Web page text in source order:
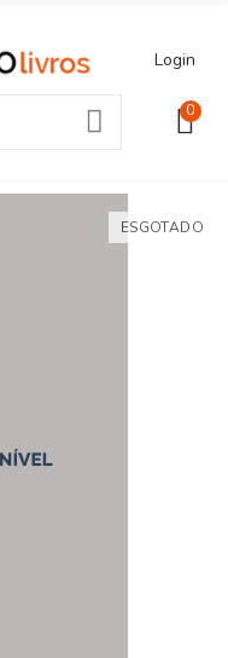
Login
0
ESGOTADO